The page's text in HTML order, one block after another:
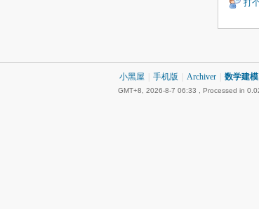
打
小黑屋 手机版 Archiver 数学建模
GMT+8, 2026-8-7 06:33 , Processed in